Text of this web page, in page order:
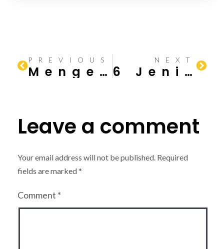
PREVIOUS
Mengenal Ragam Jenis Lampu: Panduan Lengkap dari Jhontraktor
NEXT
6 Jenis Plafon Rumah: Fungsi, Cara Pemasangan, dan Keunggulan
Leave a comment
Your email address will not be published. Required
fields are marked*
Comment *